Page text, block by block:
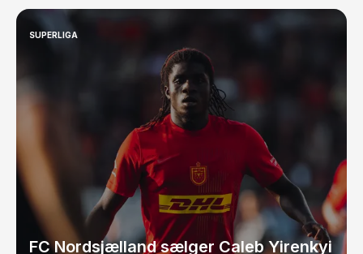
SUPERLIGA
FC Nordsjælland sælger Caleb Yirenkyi